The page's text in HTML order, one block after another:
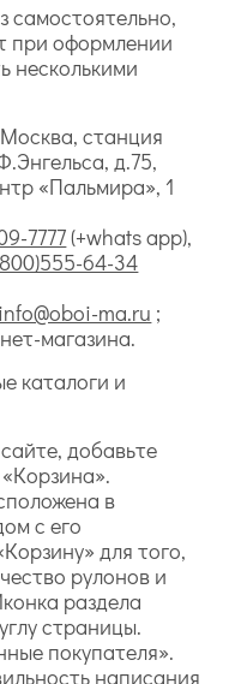
самостоятельно,
при оформлении
несколькими
станция
д.75,
«Пальмира», 1
7777(+whats app),
64-34
info@oboi-ma.ru ;
магазина.
каталоги и
добавьте
в
с его
для того,
рулонов и
раздела
страницы.
покупателя».
написания